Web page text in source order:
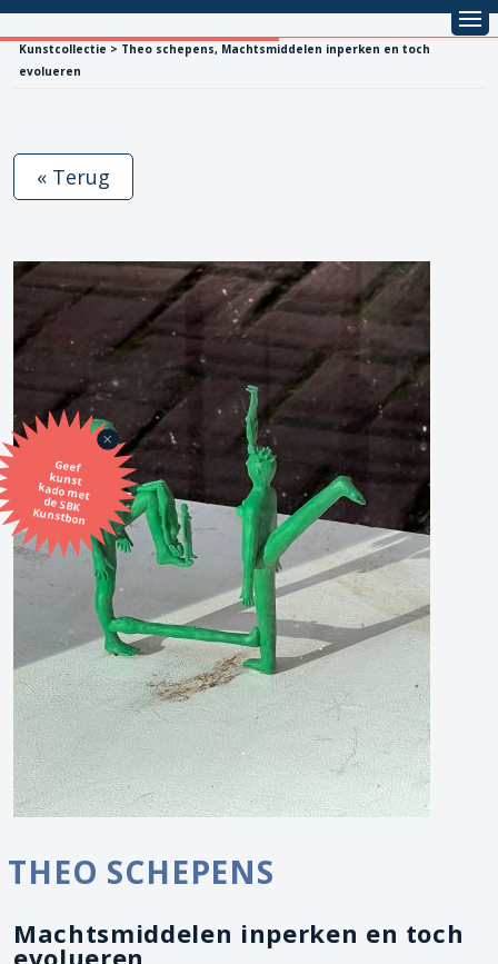
Kunstcollectie > Theo schepens, Machtsmiddelen inperken en toch
evolueren
Geef
kunst
kado met
de SBK
Kunstbon
« Terug
THEO SCHEPENS
Machtsmiddelen inperken en toch
evolueren